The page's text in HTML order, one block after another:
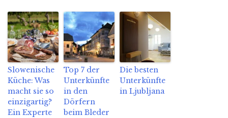
Slowenische
Küche: Was
macht sie so
einzigartig?
Ein Experte
Top 7 der
Unterkünfte
in den
Dörfern
beim Bleder
Die besten
Unterkünfte
in Ljubljana